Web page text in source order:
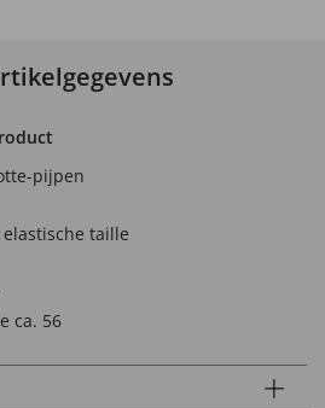
pijpen
taille
ca. 56